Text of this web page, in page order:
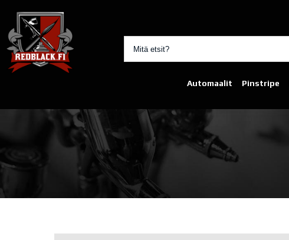
Automaalit Pinstripe